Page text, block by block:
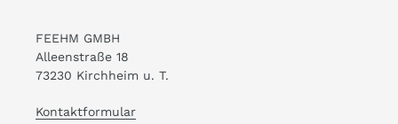
FEEHM GMBH
Alleenstraße 18
73230 Kirchheim u. T.
Kontaktformular